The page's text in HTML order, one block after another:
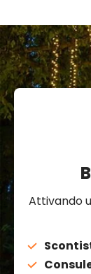
Attivando